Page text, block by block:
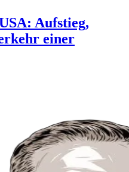
Aufstieg,
einer